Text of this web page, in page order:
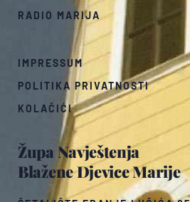
Župa Navještenja
Blažene Djevice Marije
RADIO MARIJA
IMPRESSUM
POLITIKA PRIVATNOSTI
KOLAČIĆI